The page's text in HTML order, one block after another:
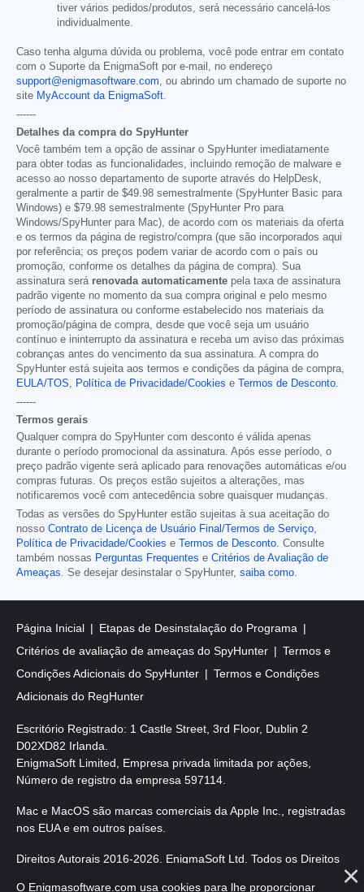
tiver vários pedidos/produtos, será necessário cancelá-los
individualmente.
Caso tenha alguma dúvida ou problema, você pode entrar em contato
com o Suporte da EnigmaSoft por e-mail, no endereço
support@enigmasoftware.com , ou abrindo um chamado de suporte no
site MyAccount da EnigmaSoft
------
Detalhes da compra do SpyHunter
Você também tem a opção de assinar o SpyHunter imediatamente
para obter todas as funcionalidades, incluindo remoção de malware e
acesso ao nosso departamento de suporte através do HelpDesk,
geralmente a partir de $49.98 semestralmente (SpyHunter Basic para
Windows) e $79.98 semestralmente (SpyHunter Pro para
Windows/SpyHunter para Mac), de acordo com os materiais da oferta
e os termos da página de registro/compra (que são incorporados aqui
por referência; os preços podem variar de acordo com o país ou
promoção, conforme os detalhes da página de compra). Sua
assinatura será renovada automaticamente pela taxa de assinatura
padrão vigente no momento da sua compra original e pelo mesmo
período de assinatura ou conforme estabelecido nos materiais da
promoção/página de compra, desde que você seja um usuário
contínuo e ininterrupto da assinatura e receba um aviso das próximas
cobranças antes do vencimento da sua assinatura. A compra do
SpyHunter está sujeita aos termos e condições da página de compra,
EULA/TOS
Política de Privacidade/Cookies e Termos de Desconto
------
Termos gerais
Qualquer compra do SpyHunter com desconto é válida apenas
durante o período promocional da assinatura. Após esse período, o
preço padrão vigente será aplicado para renovações automáticas e/ou
compras futuras. Os preços estão sujeitos a alterações, mas
notificaremos você com antecedência sobre quaisquer mudanças.
Todas as versões do SpyHunter estão sujeitas à sua aceitação do
nosso Contrato de Licença de Usuário Final/Termos de Serviço
Política de Privacidade/Cookies e Termos de Desconto . Consulte
também nossas Perguntas Frequentes e Critérios de Avaliação de
Ameaças . Se desejar desinstalar o SpyHunter, saiba como
Página Inicial
Etapas de Desinstalação do Programa
Critérios de avaliação de ameaças do SpyHunter
Termos e
Condições Adicionais do SpyHunter
Termos e Condições
Adicionais do RegHunter
Escritório Registrado: 1 Castle Street, 3rd Floor, Dublin 2
D02XD82 Irlanda.
EnigmaSoft Limited, Empresa privada limitada por ações,
Número de registro da empresa 597114.
Mac e MacOS são marcas comerciais da Apple Inc., registradas
nos EUA e em outros países.
Direitos Autorais 2016-2026 . EnigmaSoft Ltd. Todos os Direitos
O Enigmasoftware.com usa cookies para lhe proporcionar